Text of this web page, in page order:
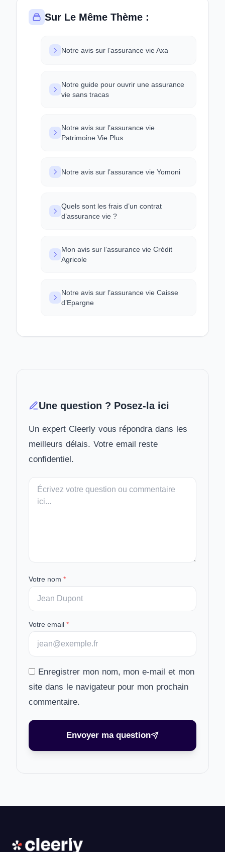
Sur Le Même Thème :
Notre avis sur l’assurance vie Axa
Notre guide pour ouvrir une assurance
vie sans tracas
Notre avis sur l’assurance vie
Patrimoine Vie Plus
Notre avis sur l’assurance vie Yomoni
Quels sont les frais d’un contrat
d’assurance vie ?
Mon avis sur l’assurance vie Crédit
Agricole
Notre avis sur l’assurance vie Caisse
d’Epargne
Une question ? Posez-la ici
Un expert Cleerly vous répondra dans les
meilleurs délais. Votre email reste
confidentiel.
Votre
message
Votre nom *
Votre email *
Enregistrer mon nom, mon e-mail et mon
site dans le navigateur pour mon prochain
commentaire.
Envoyer ma question